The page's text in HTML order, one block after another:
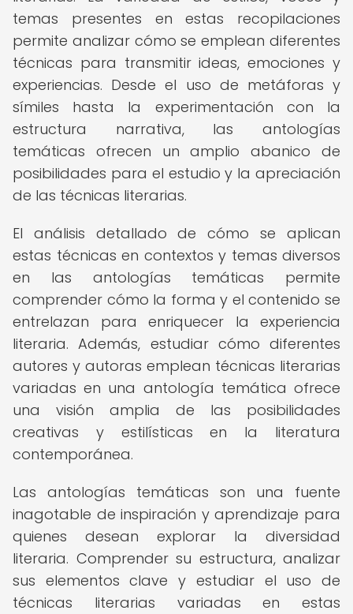
temas presentes en estas recopilaciones
permite analizar cómo se emplean diferentes
técnicas para transmitir ideas, emociones y
experiencias. Desde el uso de metáforas y
símiles hasta la experimentación con la
estructura narrativa, las antologías
temáticas ofrecen un amplio abanico de
posibilidades para el estudio y la apreciación
de las técnicas literarias.
El análisis detallado de cómo se aplican
estas técnicas en contextos y temas diversos
en las antologías temáticas permite
comprender cómo la forma y el contenido se
entrelazan para enriquecer la experiencia
literaria. Además, estudiar cómo diferentes
autores y autoras emplean técnicas literarias
variadas en una antología temática ofrece
una visión amplia de las posibilidades
creativas y estilísticas en la literatura
contemporánea.
Las antologías temáticas son una fuente
inagotable de inspiración y aprendizaje para
quienes desean explorar la diversidad
literaria. Comprender su estructura, analizar
sus elementos clave y estudiar el uso de
técnicas literarias variadas en estas